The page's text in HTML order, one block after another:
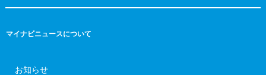
マイナビニュースについて
お知らせ